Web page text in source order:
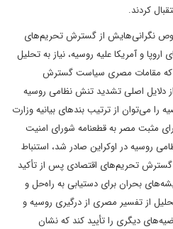
کردند.
نگرانی‌هایش از گسترش تحریم‌های
اروپا و آمریکا علیه روسیه، نیاز به تحلیل
که مقامات مصری سیاست گسترش
دلایل اصلی تشدید تنش نظامی روسیه
را می‌توان از ترتیب بندهای بیانیه وزارت
مثبت مصر به قطعنامه شورای امنیت
روسیه در اوکراین صادر شد، استنباط
گسترش تحریم‌های اقتصادی پس از تأکید
بحران برای دستیابی به راه‌حل و
از تفسیر مصری از درگیری روسیه و
دیگری را تأیید کند که نشان